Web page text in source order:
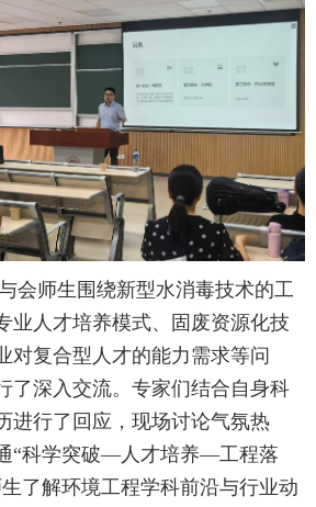
会师生围绕新型水消毒技术的工
业人才培养模式、固废资源化技
对复合型人才的能力需求等问
了深入交流。专家们结合自身科
进行了回应，现场讨论气氛热
“科学突破— 人才培养—工程落
了解环境工程学科前沿与行业动